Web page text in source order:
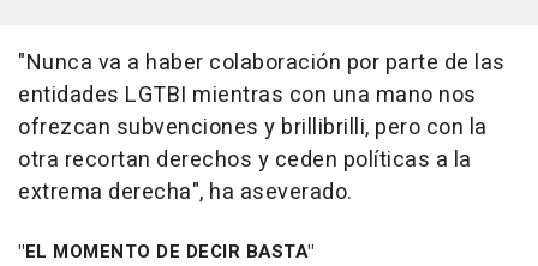
"Nunca va a haber colaboración por parte de las
entidades LGTBI mientras con una mano nos
ofrezcan subvenciones y brillibrilli, pero con la
otra recortan derechos y ceden políticas a la
extrema derecha", ha aseverado.
"EL MOMENTO DE DECIR BASTA"